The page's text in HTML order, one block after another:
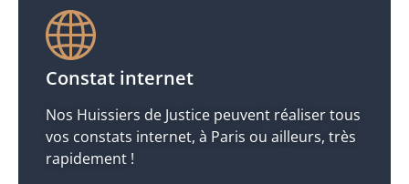
Constat internet
Nos Huissiers de Justice peuvent réaliser tous
vos constats internet, à Paris ou ailleurs, très
rapidement !